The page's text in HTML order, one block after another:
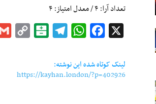
تعداد آرا:۴/ معدل امتیاز:۴
Facebook
WhatsApp
Telegram
Balatarin
Copy
لینک کوتاه شده این نوشته:
https://kayhan.london/?p=402926